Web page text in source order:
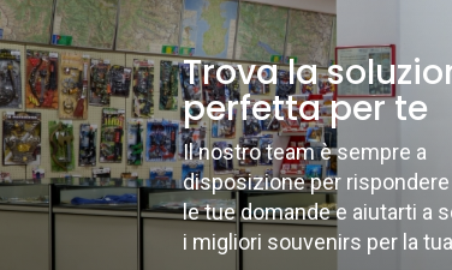
Trova la
perfetta per te
Il nostro team è sempre a
disposizione per
le tue domande e aiutarti a
i migliori souvenirs per la